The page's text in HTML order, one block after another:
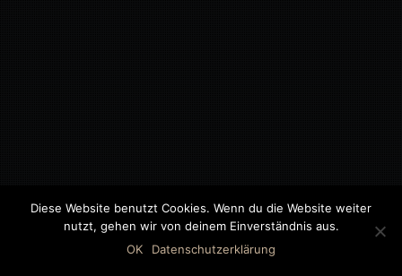
©2018 MWB – MOTORWAGEN BERNAU GMBH
Diese Website benutzt Cookies. Wenn du die Website weiter
nutzt, gehen wir von deinem Einverständnis aus.
OK
Datenschutzerklärung